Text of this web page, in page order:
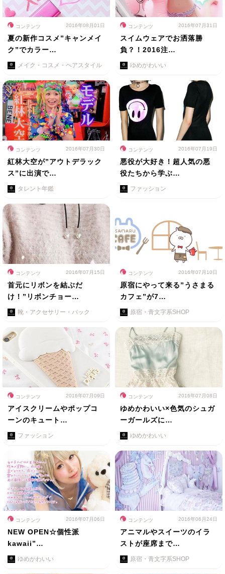
コンテンツ 2016年08月01日
夏の新作コスメ”キャンメイ
ク”でカラー…
メイク・コスメ・ヘアスタイル
コンテンツ 2016年07月31日
スイムウェアでお洒落勝
負？！2016注…
ゆめかわいい
コンテンツ 2016年07月30日
紅林大空が”アウトデラック
ス”に出演で…
タレント年鑑
コンテンツ 2016年07月19日
悪役が大好き！超人気の悪
役たちから学ぶ…
ファッション
コンテンツ 2016年07月15日
首元にリボンを結ぶだ
け！”リボンチョー…
靴・アクセサリー・バック
コンテンツ 2016年07月10日
原宿にやって来る”うさまる
カフェ”が7…
原宿・青文字系SHOP
コンテンツ 2016年07月09日
アイスクリームやポップコ
ーンのキュート…
ファッション
コンテンツ 2016年07月08日
ゆめかわいい×色気のシュガ
ーガールズに…
ゆめかわいい
コンテンツ 2016年07月06日
NEW OPEN☆個性派
kawaii”…
ゆめかわいい
コンテンツ 2016年06月24日
アニマルやスイーツのイラ
ストが座席まで…
原宿・青文字系SHOP